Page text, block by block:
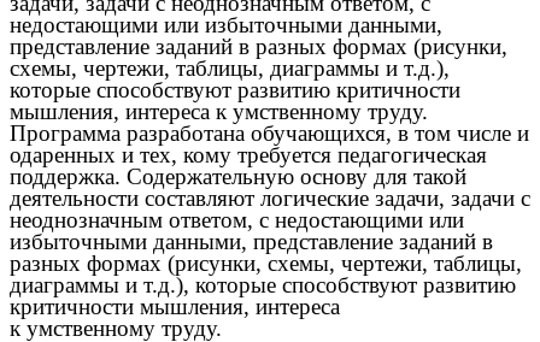
недостающими или избыточными данными,
представление заданий в разных формах (рисунки,
схемы, чертежи, таблицы, диаграммы и т.д.),
которые способствуют развитию критичности
мышления, интереса к умственному труду.
Программа разработана обучающихся, в том числе и
одаренных и тех, кому требуется педагогическая
поддержка. Содержательную основу для такой
деятельности составляют логические задачи, задачи с
неоднозначным ответом, с недостающими или
избыточными данными, представление заданий в
разных формах (рисунки, схемы, чертежи, таблицы,
диаграммы и т.д.), которые способствуют развитию
критичности мышления, интереса
к умственному труду.